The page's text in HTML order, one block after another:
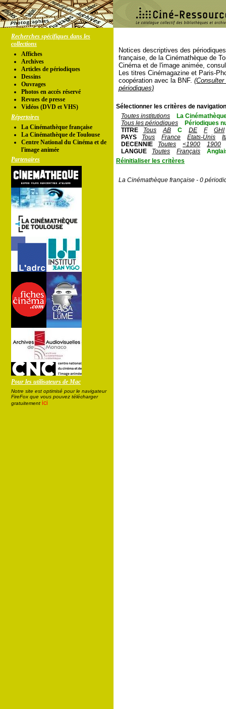
Recherches spécifiques dans les
collections
Affiches
Archives
Articles de périodiques
Dessins
Ouvrages
Photos en accés réservé
Revues de presse
Vidéos (DVD et VHS)
Répertoires
La Cinémathèque française
La Cinémathèque de Toulouse
Centre National du Cinéma et de
l'image animée
Partenaires
Pour les utilisateurs de Mac
Notre site est optimisé pour le navigateur
FireFox que vous pouvez télécharger
gratuitement ici
Notices descriptives des
française, de la Cinémathèque de
Cinéma et de l'image animée,
Les titres Cinémagazine et Paris-
coopération avec la BNF.
périodiques)
Sélectionner les critères de
Toutes institutions
La
Tous les périodiques
Périodiques
TITRE
Tous AB C DE F
GHI
PAYS
Tous France Etats-Unis
DECENNIE
Toutes <1900
1900
LANGUE
Toutes Français
Réinitialiser les critères
La Cinémathèque française - 0